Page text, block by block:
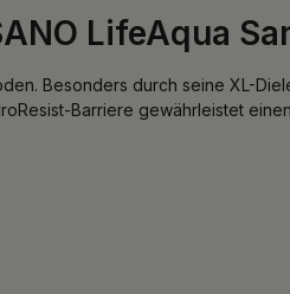
LifeAqua
Besonders durch seine XL-
Barriere gewährleistet